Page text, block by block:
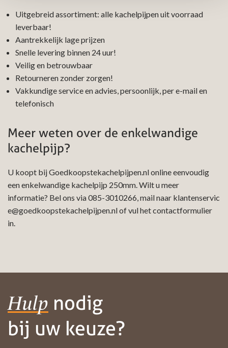
Uitgebreid assortiment: alle kachelpijpen uit voorraad
leverbaar!
Aantrekkelijk lage prijzen
Snelle levering binnen 24 uur!
Veilig en betrouwbaar
Retourneren zonder zorgen!
Vakkundige service en advies, persoonlijk, per e-mail en
telefonisch
Meer weten over de enkelwandige
kachelpijp?
U koopt bij Goedkoopstekachelpijpen.nl online eenvoudig
een enkelwandige kachelpijp 250mm. Wilt u meer
informatie? Bel ons via085-3010266, mail naar klantenservic
e@goedkoopstekachelpijpen.nlof vul het contactformulier
in.
Hulp nodig
bij uw keuze?